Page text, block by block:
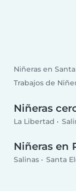
Niñeras en
Trabajos de
Niñeras
La Libertad
Niñeras en
Salinas Santa